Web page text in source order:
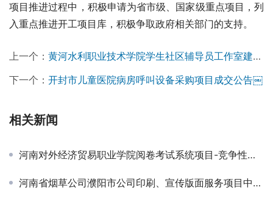
项目推进过程中，积极申请为省市级、国家级重点项目，列
入重点推进开工项目库，积极争取政府相关部门的支持。
上一个： 黄河水利职业技术学院学生社区辅导员工作室建设项目竞争性磋商公告
下一个： 开封市儿童医院病房呼叫设备采购项目成交公告￼
相关新闻
河南对外经济贸易职业学院阅卷考试系统项目-竞争性磋商公告
河南省烟草公司濮阳市公司印刷、宣传版面服务项目中标候选人公示￼